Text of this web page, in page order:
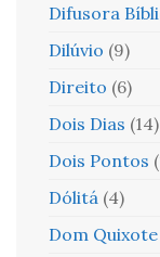
Difusora
Dilúvio (9)
Direito (6)
Dois Dias (14)
Dois Pontos
Dólitá (4)
Dom Quixote